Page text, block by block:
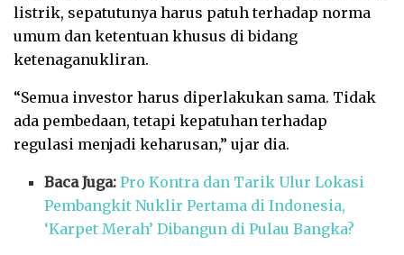
listrik, sepatutunya harus patuh terhadap norma
umum dan ketentuan khusus di bidang
ketenaganukliran.
“Semua investor harus diperlakukan sama. Tidak
ada pembedaan, tetapi kepatuhan terhadap
regulasi menjadi keharusan,” ujar dia.
Baca Juga:Pro Kontra dan Tarik Ulur Lokasi
Pembangkit Nuklir Pertama di Indonesia,
‘Karpet Merah’ Dibangun di Pulau Bangka?